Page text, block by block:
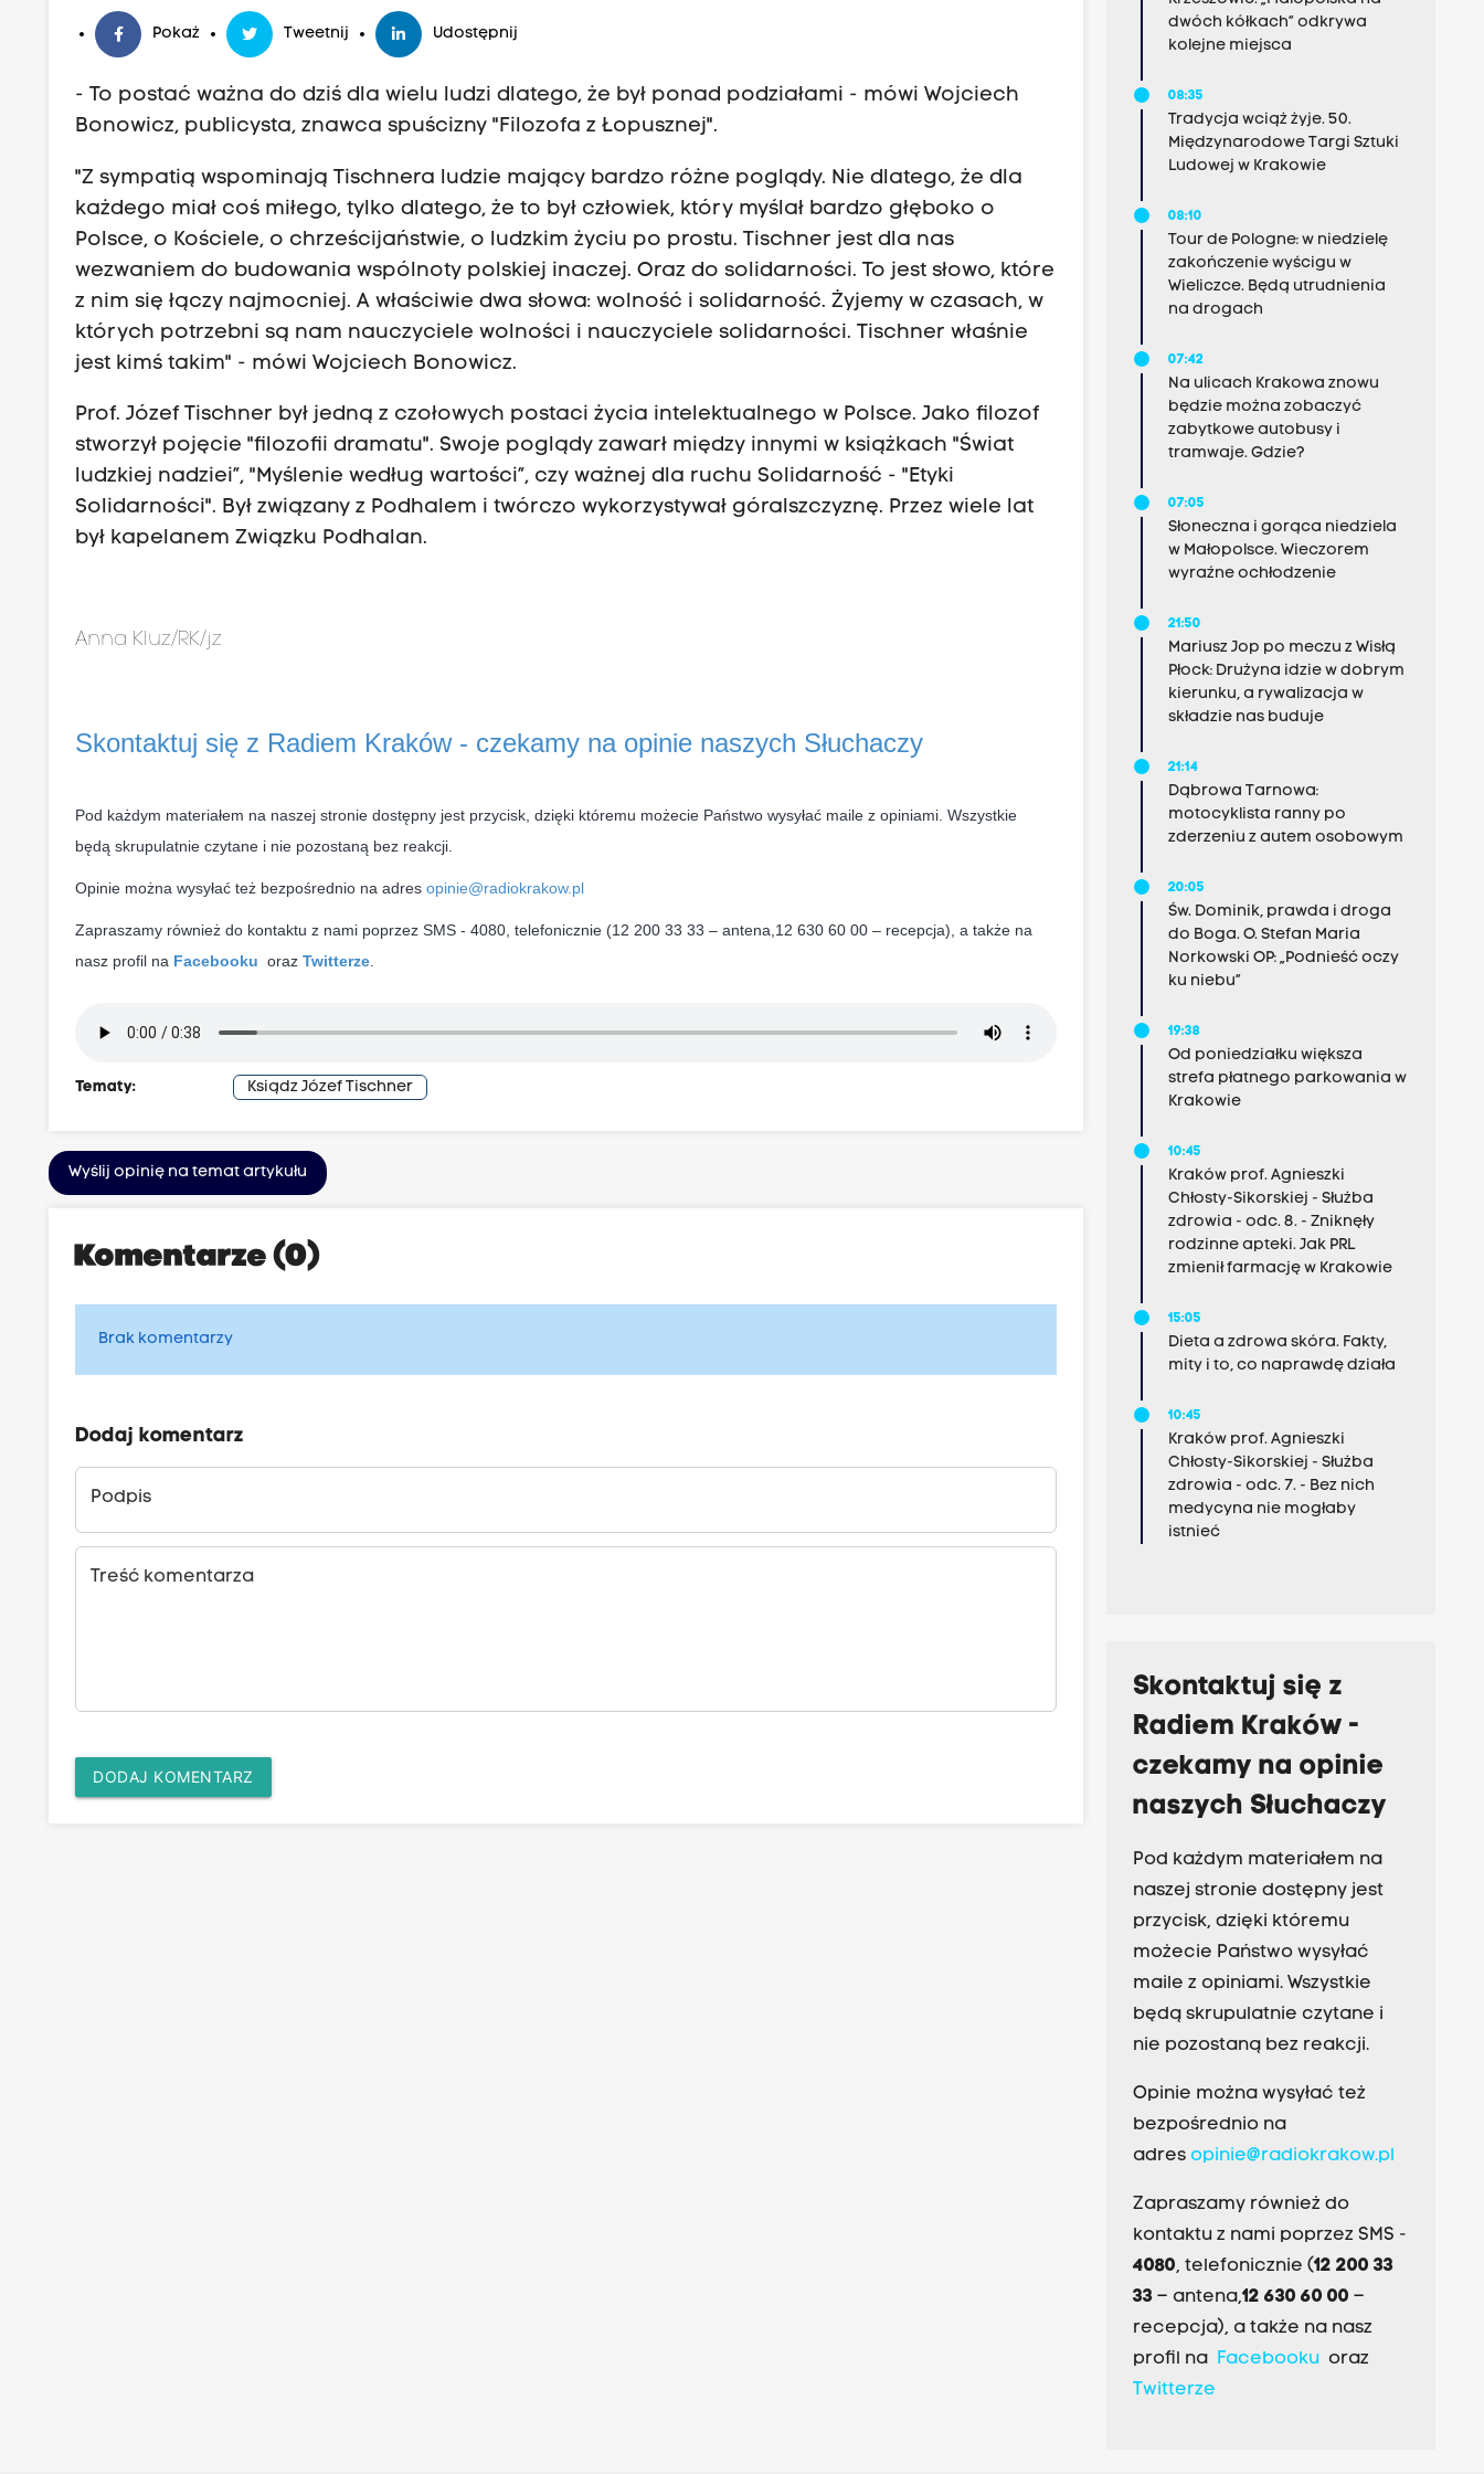
Pokaż Tweetnij Udostępnij
- To postać ważna do dziś dla wielu ludzi dlatego, że był ponad podziałami - mówi Wojciech
Bonowicz, publicysta, znawca spuścizny "Filozofa z Łopusznej".
"Z sympatią wspominają Tischnera ludzie mający bardzo różne poglądy. Nie dlatego, że dla
każdego miał coś miłego, tylko dlatego, że to był człowiek, który myślał bardzo głęboko o
Polsce, o Kościele, o chrześcijaństwie, o ludzkim życiu po prostu. Tischner jest dla nas
wezwaniem do budowania wspólnoty polskiej inaczej. Oraz do solidarności. To jest słowo, które
z nim się łączy najmocniej. A właściwie dwa słowa: wolność i solidarność. Żyjemy w czasach, w
których potrzebni są nam nauczyciele wolności i nauczyciele solidarności. Tischner właśnie
jest kimś takim" - mówi Wojciech Bonowicz.
Prof. Józef Tischner był jedną z czołowych postaci życia intelektualnego w Polsce. Jako filozof
stworzył pojęcie "filozofii dramatu". Swoje poglądy zawarł między innymi w książkach "Świat
ludzkiej nadziei”, "Myślenie według wartości”, czy ważnej dla ruchu Solidarność - "Etyki
Solidarności". Był związany z Podhalem i twórczo wykorzystywał góralszczyznę. Przez wiele lat
był kapelanem Związku Podhalan.
Anna Kluz/RK/jz
Skontaktuj się z Radiem Kraków - czekamy na opinie naszych Słuchaczy
Pod każdym materiałem na naszej stronie dostępny jest przycisk, dzięki któremu możecie Państwo wysyłać maile z opiniami. Wszystkie
będą skrupulatnie czytane i nie pozostaną bez reakcji.
Opinie można wysyłać też bezpośrednio na adresopinie@radiokrakow.pl
Zapraszamy również do kontaktu z nami poprzez SMS - 4080, telefonicznie (12 200 33 33 – antena,12 630 60 00 – recepcja), a także na
nasz profil na Facebooku orazTwitterze.
Tematy: Ksiądz Józef Tischner
Wyślij opinię na temat artykułu
Komentarze (0)
Brak komentarzy
Dodaj komentarz
Podpis
Treść komentarza
DODAJ KOMENTARZ
dwóch kółkach” odkrywa
kolejne miejsca
08:35
Tradycja wciąż żyje. 50.
Międzynarodowe Targi Sztuki
Ludowej w Krakowie
08:10
Tour de Pologne: w niedzielę
zakończenie wyścigu w
Wieliczce. Będą utrudnienia
na drogach
07:42
Na ulicach Krakowa znowu
będzie można zobaczyć
zabytkowe autobusy i
tramwaje. Gdzie?
07:05
Słoneczna i gorąca niedziela
w Małopolsce. Wieczorem
wyraźne ochłodzenie
21:50
Mariusz Jop po meczu z Wisłą
Płock: Drużyna idzie w dobrym
kierunku, a rywalizacja w
składzie nas buduje
21:14
Dąbrowa Tarnowa:
motocyklista ranny po
zderzeniu z autem osobowym
20:05
Św. Dominik, prawda i droga
do Boga. O. Stefan Maria
Norkowski OP: „Podnieść oczy
ku niebu”
19:38
Od poniedziałku większa
strefa płatnego parkowania w
Krakowie
10:45
Kraków prof. Agnieszki
Chłosty-Sikorskiej - Służba
zdrowia - odc. 8. - Zniknęły
rodzinne apteki. Jak PRL
zmienił farmację w Krakowie
15:05
Dieta a zdrowa skóra. Fakty,
mity i to, co naprawdę działa
10:45
Kraków prof. Agnieszki
Chłosty-Sikorskiej - Służba
zdrowia - odc. 7. - Bez nich
medycyna nie mogłaby
istnieć
Skontaktuj się z
Radiem Kraków -
czekamy na opinie
naszych Słuchaczy
Pod każdym materiałem na
naszej stronie dostępny jest
przycisk, dzięki któremu
możecie Państwo wysyłać
maile z opiniami. Wszystkie
będą skrupulatnie czytane i
nie pozostaną bez reakcji.
Opinie można wysyłać też
bezpośrednio na
adres opinie@radiokrakow.pl
Zapraszamy również do
kontaktu z nami poprzez SMS -
4080, telefonicznie (12 200 33
33– antena,12 630 60 00 –
recepcja), a także na nasz
profil na Facebookuoraz
Twitterze